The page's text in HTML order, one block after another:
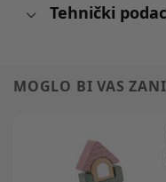
Tehnički
MOGLO BI VAS